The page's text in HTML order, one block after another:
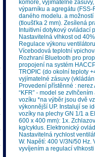
komoře, vyjímatelné
výparníku a agregátu
daného modelu. a
(tloušťka 2 mm). Zesílená
Intuitivní dotykový ovládací
Nastavitelná vlhkost od
Regulace výkonu
Vícebodová teplotní
Rozhraní Bluetooth pro
propojení na systém
TROPIC (do okolní teploty
vyjímatelné zásuvy
Provedení přístěnné : nerez
“KFR” - model se
vozíku *na výběr jsou dvě
výkonnější UP. Instalují se
vozíky na plechy GN 1/1 a
600 x 400 mm): 1x.
kg/cyklus. Elektronický
Nastavitelná rychlost
W. Napětí: 400 V/3N/50
vyvíjením a regulací